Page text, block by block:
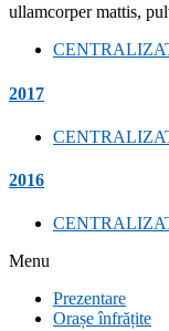
ullamcorper mattis,
2017
2016
Menu
Prezentare
Orașe înfrățite